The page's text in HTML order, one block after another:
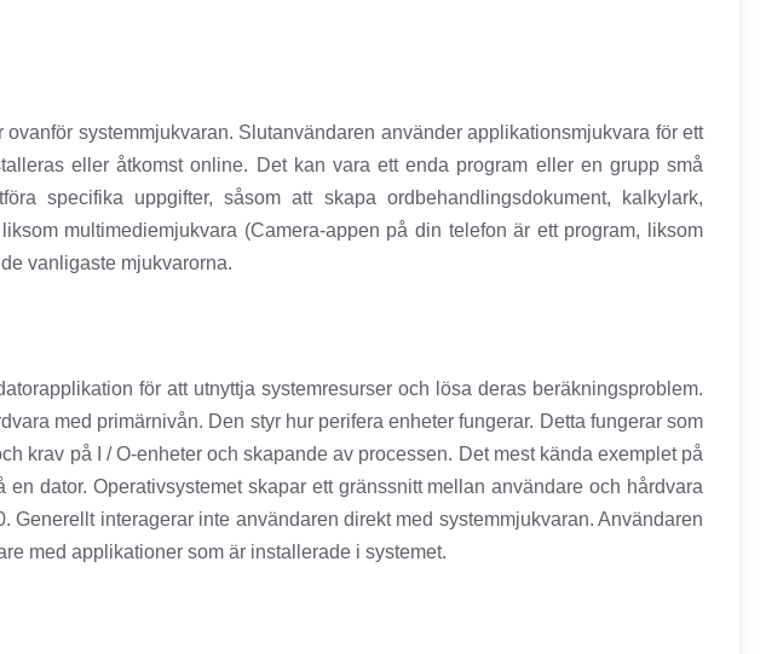
systemmjukvaran. Slutanvändaren använder applikationsmjukvara för ett
eller åtkomst online. Det kan vara ett enda program eller en grupp små
specifika uppgifter, såsom att skapa ordbehandlingsdokument, kalkylark,
multimediemjukvara (Camera-appen på din telefon är ett program, liksom
vanligaste mjukvarorna.
för att utnyttja systemresurser och lösa deras beräkningsproblem.
med primärnivån. Den styr hur perifera enheter fungerar. Detta fungerar som
krav på I / O-enheter och skapande av processen. Det mest kända exemplet på
dator. Operativsystemet skapar ett gränssnitt mellan användare och hårdvara
interagerar inte användaren direkt med systemmjukvaran. Användaren
med applikationer som är installerade i systemet.